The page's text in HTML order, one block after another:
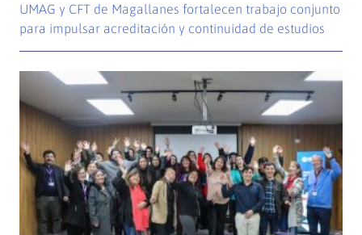
UMAG y CFT de Magallanes fortalecen trabajo conjunto
para impulsar acreditación y continuidad de estudios